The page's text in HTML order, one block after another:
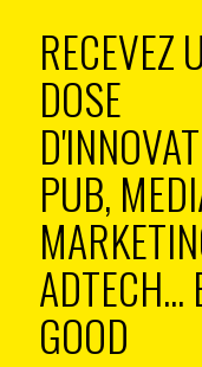
RECEVEZ
DOSE
PUB,
ADTECH...
GOOD